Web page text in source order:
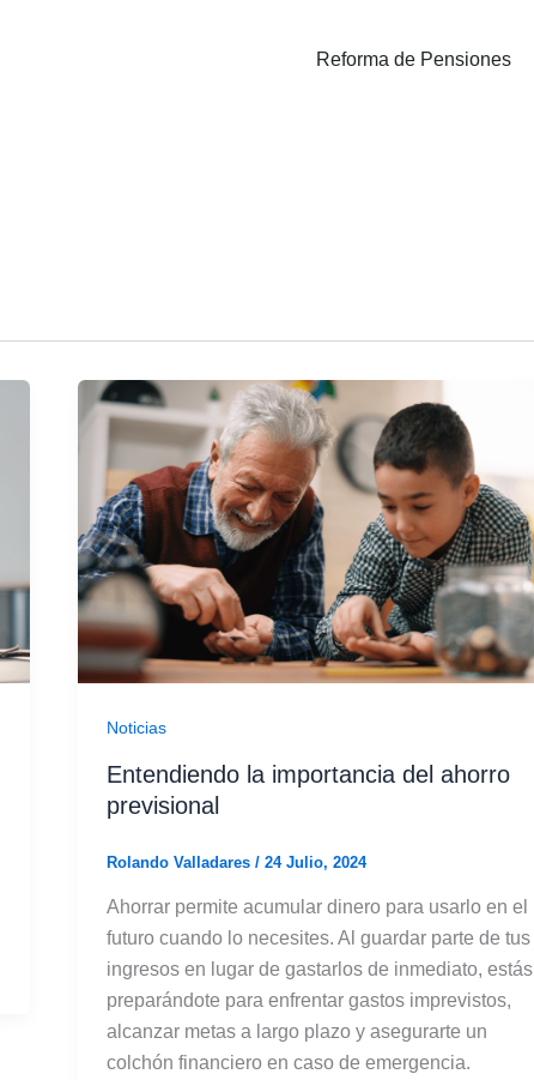
Reforma de Pensiones
Noticias
Entendiendo la importancia del ahorro
previsional
Rolando Valladares / 24 Julio, 2024
Ahorrar permite acumular dinero para usarlo en el
futuro cuando lo necesites. Al guardar parte de tus
ingresos en lugar de gastarlos de inmediato, estás
preparándote para enfrentar gastos imprevistos,
alcanzar metas a largo plazo y asegurarte un
colchón financiero en caso de emergencia.